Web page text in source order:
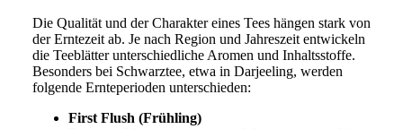
Die Qualität und der Charakter eines Tees hängen stark von
der Erntezeit ab. Je nach Region und Jahreszeit entwickeln
die Teeblätter unterschiedliche Aromen und Inhaltsstoffe.
Besonders bei Schwarztee, etwa in Darjeeling, werden
folgende Ernteperioden unterschieden:
First Flush (Frühling)